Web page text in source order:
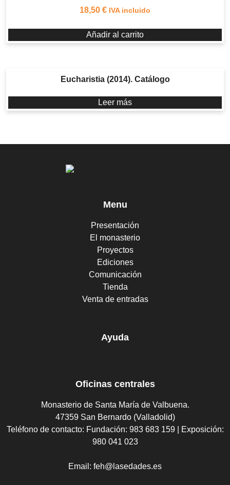
18,50 € IVA incluido
Añadir al carrito
Eucharistia (2014). Catálogo
Leer más
Menu
Presentación
El monasterio
Proyectos
Ediciones
Comunicación
Tienda
Venta de entradas
Ayuda
Oficinas centrales
Monasterio de Santa María de Valbuena.
47359 San Bernardo (Valladolid)
Teléfono de contacto: Fundación: 983 683 159 | Exposición:
980 041 023
Email: feh@lasedades.es